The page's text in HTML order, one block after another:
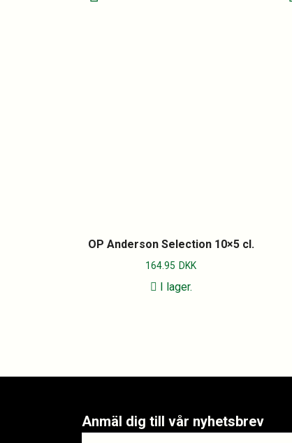
OP Anderson Selection 10×5 cl.
164.95 DKK
I lager.
Anmäl dig till vår nyhetsbrev